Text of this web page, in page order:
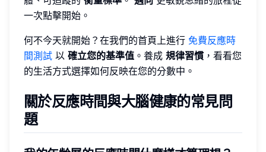
一次點擊開始。
何不今天就開始？在我們的首頁上進行 免費反應時
間測試 以 確立您的基準值 。養成 規律習慣 ，看看您
的生活方式選擇如何反映在您的分數中。
關於反應時間與大腦健康的常見問
題